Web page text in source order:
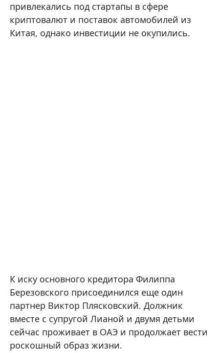
привлекались под стартапы в сфере
криптовалют и поставок автомобилей из
Китая, однако инвестиции не окупились.
К иску основного кредитора Филиппа
Березовского присоединился еще один
партнер Виктор Плясковский. Должник
вместе с супругой Лианой и двумя детьми
сейчас проживает в ОАЭ и продолжает вести
роскошный образ жизни.